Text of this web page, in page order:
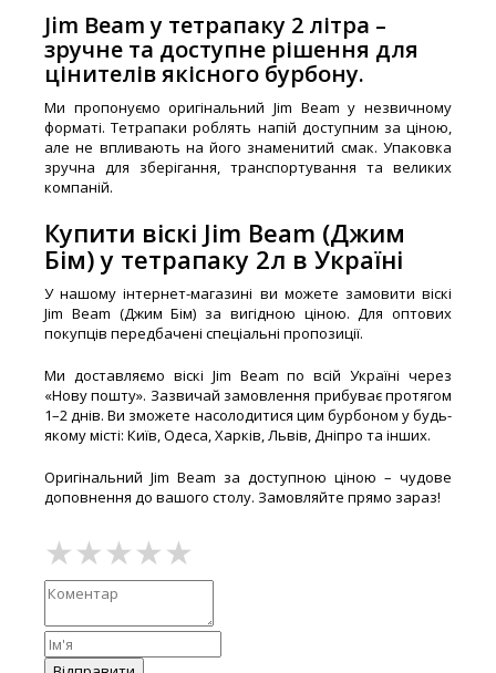
Jim Beam у тетрапаку 2 літра –
зручне та доступне рішення для
цінителів якісного бурбону.
Ми пропонуємо оригінальний Jim Beam у незвичному
форматі. Тетрапаки роблять напій доступним за ціною,
але не впливають на його знаменитий смак. Упаковка
зручна для зберігання, транспортування та великих
компаній.
Купити віскі Jim Beam (Джим
Бім) у тетрапаку 2л в Україні
У нашому інтернет-магазині ви можете замовити віскі
Jim Beam (Джим Бім) за вигідною ціною. Для оптових
покупців передбачені спеціальні пропозиції.
Ми доставляємо віскі Jim Beam по всій Україні через
«Нову пошту». Зазвичай замовлення прибуває протягом
1–2 днів. Ви зможете насолодитися цим бурбоном у будь-
якому місті: Київ, Одеса, Харків, Львів, Дніпро та інших.
Оригінальний Jim Beam за доступною ціною – чудове
доповнення до вашого столу. Замовляйте прямо зараз!